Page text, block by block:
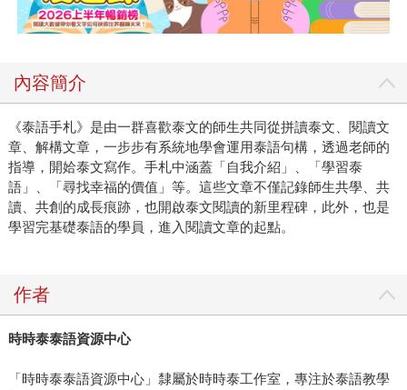
內容簡介
《泰語手札》是由一群喜歡泰文的師生共同從拼讀泰文、閱讀文
章、解構文章，一步步有系統地學會運用泰語句構，透過老師的
指導，開姶泰文寫作。手札中涵蓋「自我介紹」、「學習泰
語」、「尋找幸福的價值」等。這些文章不僅記錄師生共學、共
讀、共創的成長痕跡，也開啟泰文閱讀的新里程碑，此外，也是
學習完基礎泰語的學員，進入閱讀文章的起點。
作者
時時泰泰語資源中心
「時時泰泰語資源中心」隸屬於時時泰工作室，專注於泰語教學